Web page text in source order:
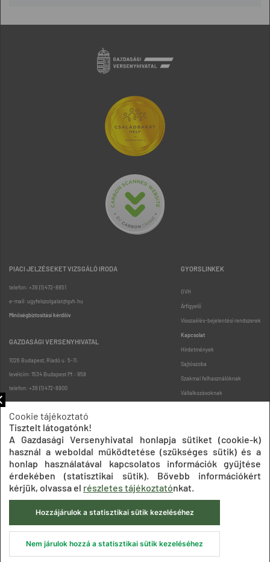
PIACI JELZÉSEKET VIZSGÁLÓ IRODA
telefon: +36 (1) 472-8851
e-mail: ugyfelszolgalat@gvh.hu
Minőségbiztosítási kérdőív
GAZDASÁGI VERSENYHIVATAL
1026 Budapest, Riadó u. 5-11.
levélcím: 1534 Budapest Pf.: 958
telefon: +36 (1) 472-8900
GYORSLINKEK
GVH
Árfigyelő
Visszaélés-bejelentési rendszerek
Kapcsolat
Hirdetmények
Sajtószoba
Szakmai felhasználóknak
Vállalkozásoknak
Oldaltérkép
Impresszum Adatkezelési tájékoztatók
Akadálymentesítési nyilatkozat
Közadatkereső
Süti beállítások ÁSZF
© 2020 Gazdasági Versenyhivatal
Cookie tájékoztató
Tisztelt látogatónk!
A Gazdasági Versenyhivatal honlapja sütiket (cookie-k)
használ a weboldal működtetése (szükséges sütik) és a
honlap használatával kapcsolatos információk gyűjtése
érdekében (statisztikai sütik). Bővebb információkért
kérjük, olvassa el részletes tájékoztatónkat.
Hozzájárulok a statisztikai sütik kezeléséhez
Nem járulok hozzá a statisztikai sütik kezeléséhez